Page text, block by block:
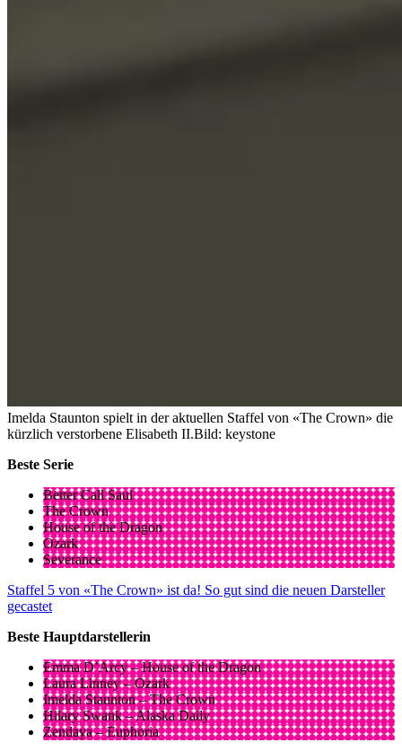
Imelda Staunton spielt in der aktuellen Staffel von «The Crown» die
kürzlich verstorbene Elisabeth II.Bild: keystone
Beste Serie
Better Call Saul
The Crown
House of the Dragon
Ozark
Severance
Staffel 5 von «The Crown» ist da! So gut sind die neuen Darsteller
gecastet
Beste Hauptdarstellerin
Emma D’Arcy – House of the Dragon
Laura Linney – Ozark
Imelda Staunton – The Crown
Hilary Swank – Alaska Daily
Zendaya – Euphoria